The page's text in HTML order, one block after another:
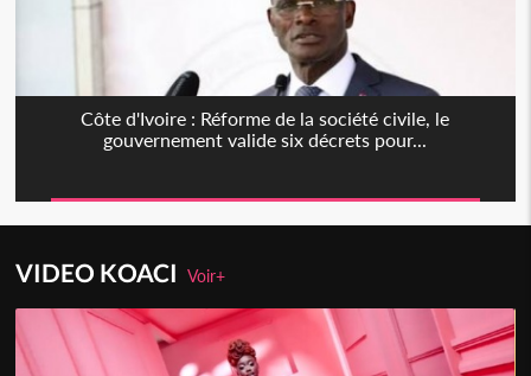
Côte d'Ivoire : Réforme de la société civile, le
gouvernement valide six décrets pour...
VIDEO KOACIVoir+